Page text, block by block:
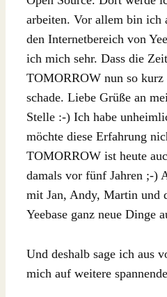
arbeiten. Vor allem bin ich
den Internetbereich von
ich mich sehr. Dass die
TOMORROW nun so
schade. Liebe Grüße an
Stelle :-) Ich habe
möchte diese Erfahrung
TOMORROW ist heute
damals vor fünf Jahren ;-)
mit Jan, Andy, Martin und
Yeebase ganz neue Dinge
Und deshalb sage ich aus
mich auf weitere